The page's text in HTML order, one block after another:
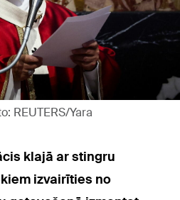
REUTERS/Yara
klajā ar stingru
izvairīties no